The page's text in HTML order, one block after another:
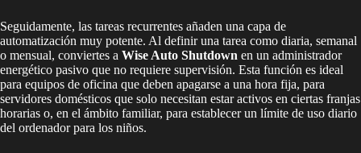
Seguidamente, las tareas recurrentes añaden una capa de
automatización muy potente. Al definir una tarea como diaria, semanal
o mensual, conviertes a Wise Auto Shutdown en un administrador
energético pasivo que no requiere supervisión. Esta función es ideal
para equipos de oficina que deben apagarse a una hora fija, para
servidores domésticos que solo necesitan estar activos en ciertas franjas
horarias o, en el ámbito familiar, para establecer un límite de uso diario
del ordenador para los niños.